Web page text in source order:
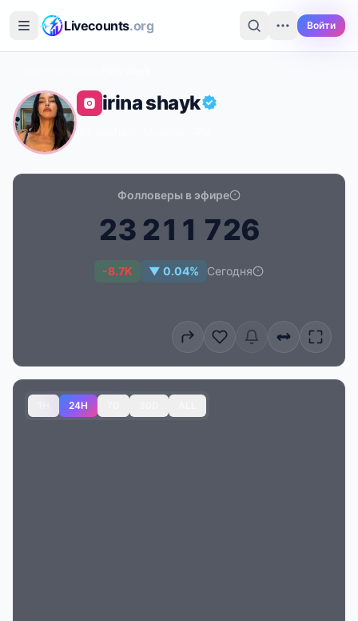
Livecounts.org Войти
irina shayk
Фолловеры в эфире
23 21 1 726
-8.7K ▼ 0.04% Сегодня
24H